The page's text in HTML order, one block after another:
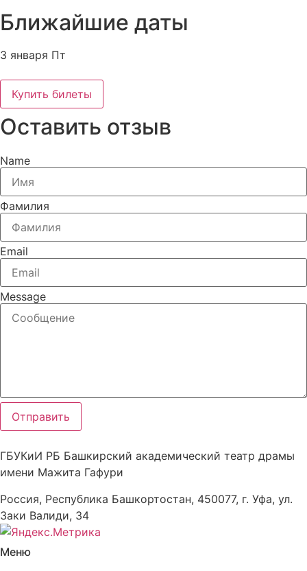
Ближайшие даты
3 января Пт
Купить билеты
Оставить отзыв
Name
Фамилия
Email
Message
Отправить
ГБУКиИ РБ Башкирский академический театр драмы
имени Мажита Гафури
Россия, Республика Башкортостан, 450077, г. Уфа, ул.
Заки Валиди, 34
Меню